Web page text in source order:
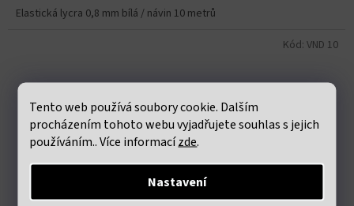
Tento web používá soubory cookie. Dalším
procházením tohoto webu vyjadřujete souhlas s jejich
používáním.. Více informacízde.
Nastavení
Elastická lycra 0,8 mm bílá / návin 10 metrů
Kód: VND 10